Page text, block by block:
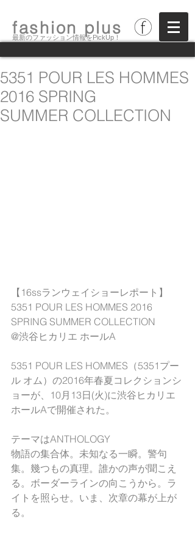
最新のファッション情報をPickUp！
fashion plus
5351 POUR LES HOMMES
2016 SPRING
SUMMER COLLECTION
【16ssランウェイショーレポート】
5351 POUR LES HOMMES 2016
SPRING SUMMER COLLECTION
@渋谷ヒカリエ ホールA
5351 POUR LES HOMMES（5351プー
ル オム）の2016年春夏コレクションシ
ョーが、10月13日(火)に渋谷ヒカリエ
ホールAで開催された。
テーマはANTHOLOGY
物語の集合体。未知なる一瞬。警句
集。幾つもの真理。誰かの声が聞こえ
る。ボーダーラインの向こうから。ラ
イトを照らせ。いま、次章の幕が上が
る。